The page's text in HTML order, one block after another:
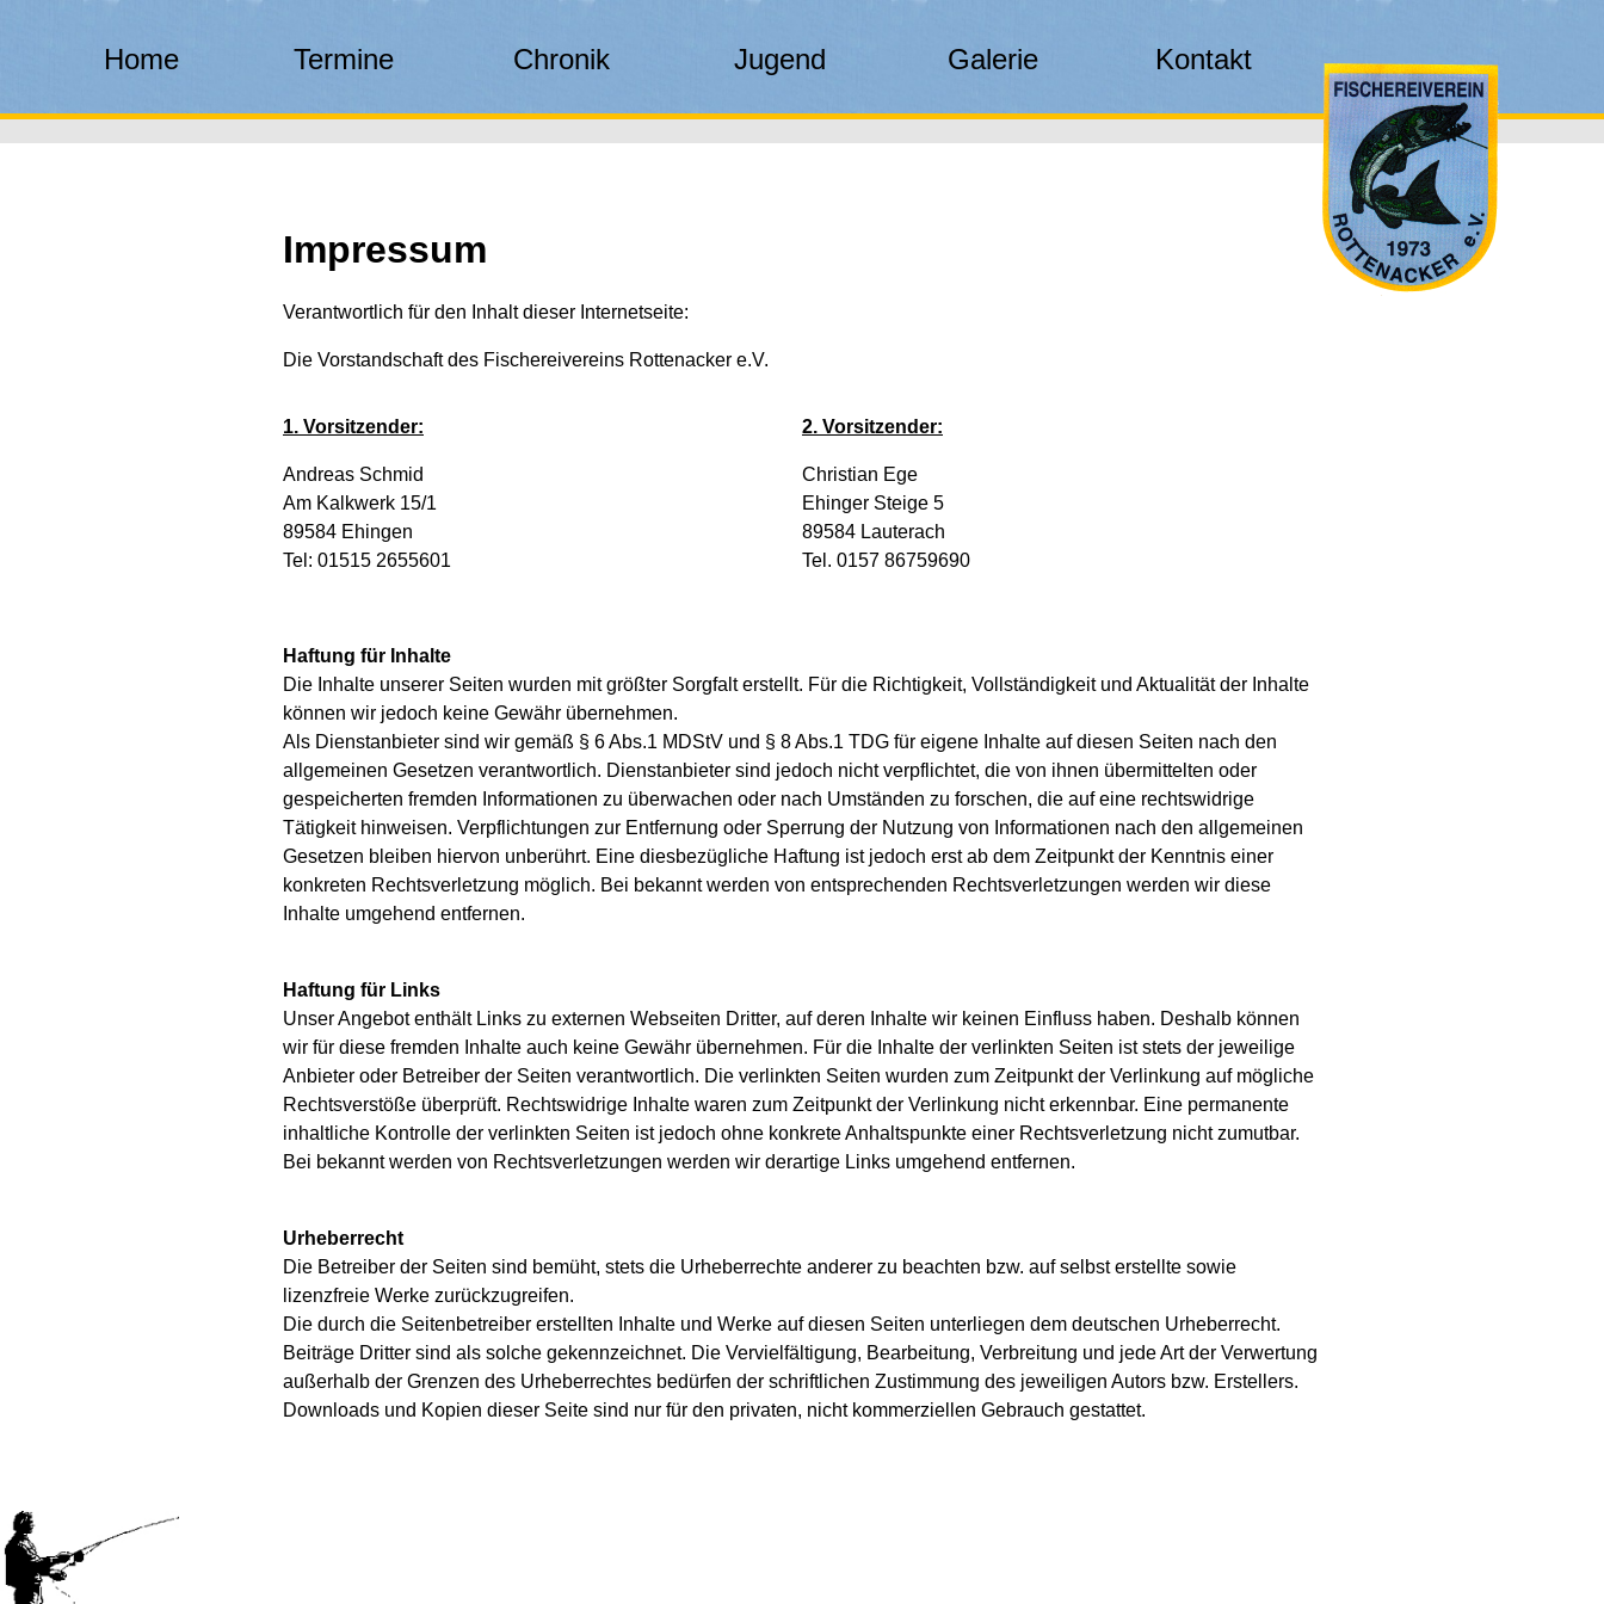
Home Termine Chronik Jugend Galerie Kontakt
Impressum
Verantwortlich für den Inhalt dieser Internetseite:
Die Vorstandschaft des Fischereivereins Rottenacker e.V.
1. Vorsitzender:
Andreas Schmid
Am Kalkwerk 15/1
89584 Ehingen
Tel: 01515 2655601
2. Vorsitzender:
Christian Ege
Ehinger Steige 5
89584 Lauterach
Tel. 0157 86759690
Haftung für Inhalte
Die Inhalte unserer Seiten wurden mit größter Sorgfalt erstellt. Für die Richtigkeit, Vollständigkeit und Aktualität der Inhalte
können wir jedoch keine Gewähr übernehmen.
Als Dienstanbieter sind wir gemäß § 6 Abs.1 MDStV und § 8 Abs.1 TDG für eigene Inhalte auf diesen Seiten nach den
allgemeinen Gesetzen verantwortlich. Dienstanbieter sind jedoch nicht verpflichtet, die von ihnen übermittelten oder
gespeicherten fremden Informationen zu überwachen oder nach Umständen zu forschen, die auf eine rechtswidrige
Tätigkeit hinweisen. Verpflichtungen zur Entfernung oder Sperrung der Nutzung von Informationen nach den allgemeinen
Gesetzen bleiben hiervon unberührt. Eine diesbezügliche Haftung ist jedoch erst ab dem Zeitpunkt der Kenntnis einer
konkreten Rechtsverletzung möglich. Bei bekannt werden von entsprechenden Rechtsverletzungen werden wir diese
Inhalte umgehend entfernen.
Haftung für Links
Unser Angebot enthält Links zu externen Webseiten Dritter, auf deren Inhalte wir keinen Einfluss haben. Deshalb können
wir für diese fremden Inhalte auch keine Gewähr übernehmen. Für die Inhalte der verlinkten Seiten ist stets der jeweilige
Anbieter oder Betreiber der Seiten verantwortlich. Die verlinkten Seiten wurden zum Zeitpunkt der Verlinkung auf mögliche
Rechtsverstöße überprüft. Rechtswidrige Inhalte waren zum Zeitpunkt der Verlinkung nicht erkennbar. Eine permanente
inhaltliche Kontrolle der verlinkten Seiten ist jedoch ohne konkrete Anhaltspunkte einer Rechtsverletzung nicht zumutbar.
Bei bekannt werden von Rechtsverletzungen werden wir derartige Links umgehend entfernen.
Urheberrecht
Die Betreiber der Seiten sind bemüht, stets die Urheberrechte anderer zu beachten bzw. auf selbst erstellte sowie
lizenzfreie Werke zurückzugreifen.
Die durch die Seitenbetreiber erstellten Inhalte und Werke auf diesen Seiten unterliegen dem deutschen Urheberrecht.
Beiträge Dritter sind als solche gekennzeichnet. Die Vervielfältigung, Bearbeitung, Verbreitung und jede Art der Verwertung
außerhalb der Grenzen des Urheberrechtes bedürfen der schriftlichen Zustimmung des jeweiligen Autors bzw. Erstellers.
Downloads und Kopien dieser Seite sind nur für den privaten, nicht kommerziellen Gebrauch gestattet.